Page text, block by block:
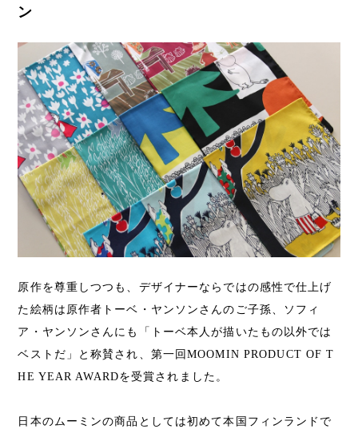
ン
原作を尊重しつつも、デザイナーならではの感性で仕上げ
た絵柄は原作者トーベ・ヤンソンさんのご子孫、ソフィ
ア・ヤンソンさんにも「トーベ本人が描いたもの以外では
ベストだ」と称賛され、第一回MOOMIN PRODUCT OF T
HE YEAR AWARDを受賞されました。
日本のムーミンの商品としては初めて本国フィンランドで